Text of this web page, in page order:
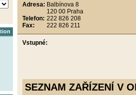
Adresa: Balbínova 8
120 00 Praha
Telefon: 222 826 208
Fax:
222 826 211
Vstupné:
SEZNAM ZAŘÍZENÍ V